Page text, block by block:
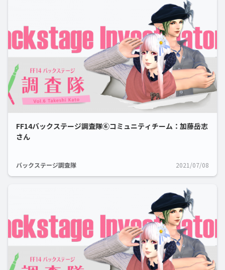
FF14バックステージ調査隊⑥コミュニティチーム：加藤岳志
さん
バックステージ調査隊 2021/07/08